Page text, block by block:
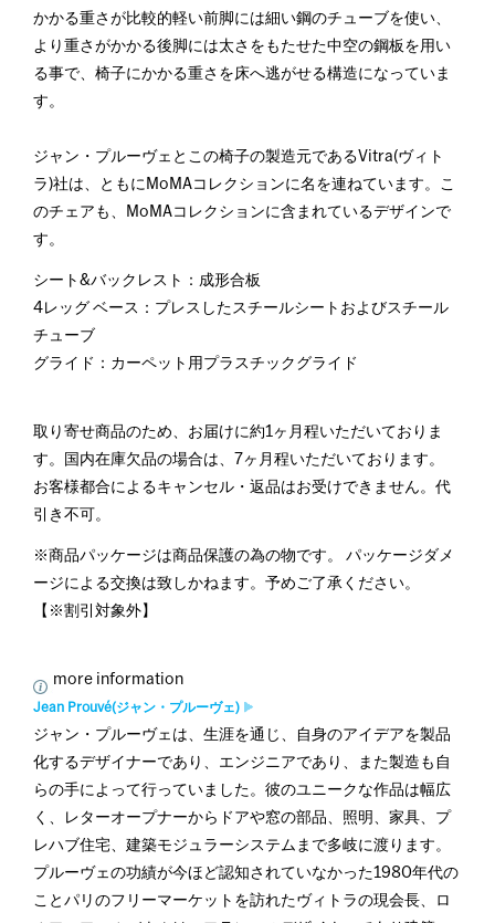
かかる重さが比較的軽い前脚には細い鋼のチューブを使い、
より重さがかかる後脚には太さをもたせた中空の鋼板を用い
る事で、椅子にかかる重さを床へ逃がせる構造になっていま
す。
ジャン・プルーヴェとこの椅子の製造元であるVitra(ヴィト
ラ)社は、ともにMoMAコレクションに名を連ねています。こ
のチェアも、MoMAコレクションに含まれているデザインで
す。
シート&バックレスト：成形合板
4レッグ ベース：プレスしたスチールシートおよびスチール
チューブ
グライド：カーペット用プラスチックグライド
取り寄せ商品のため、お届けに約1ヶ月程いただいておりま
す。国内在庫欠品の場合は、7ヶ月程いただいております。
お客様都合によるキャンセル・返品はお受けできません。代
引き不可。
※商品パッケージは商品保護の為の物です。 パッケージダメ
ージによる交換は致しかねます。予めご了承ください。
【※割引対象外】
more information
Jean Prouvé(ジャン・プルーヴェ)
ジャン・プルーヴェは、生涯を通じ、自身のアイデアを製品
化するデザイナーであり、エンジニアであり、また製造も自
らの手によって行っていました。彼のユニークな作品は幅広
く、レターオープナーからドアや窓の部品、照明、家具、プ
レハブ住宅、建築モジュラーシステムまで多岐に渡ります。
プルーヴェの功績が今ほど認知されていなかった1980年代の
ことパリのフリーマーケットを訪れたヴィトラの現会長、ロ